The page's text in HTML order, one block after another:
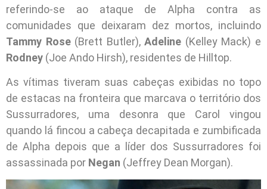
referindo-se ao ataque de Alpha contra as
comunidades que deixaram dez mortos, incluindo
Tammy Rose(Brett Butler),Adeline (Kelley Mack) e
Rodney (Joe Ando Hirsh), residentes de Hilltop.
As vítimas tiveram suas cabeças exibidas no topo
de estacas na fronteira que marcava o território dos
Sussurradores, uma desonra que Carol vingou
quando lá fincou a cabeça decapitada e zumbificada
de Alpha depois que a líder dos Sussurradores foi
assassinada por Negan (Jeffrey Dean Morgan).